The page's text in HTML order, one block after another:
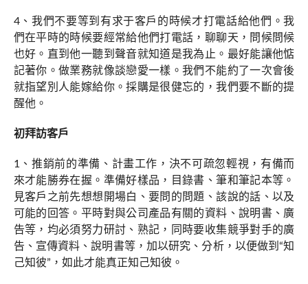
4、我們不要等到有求于客戶的時候才打電話給他們。我
們在平時的時候要經常給他們打電話，聊聊天，問候問候
也好。直到他一聽到聲音就知道是我為止。最好能讓他惦
記著你。做業務就像談戀愛一樣。我們不能約了一次會後
就指望別人能嫁給你。採購是很健忘的，我們要不斷的提
醒他。
初拜訪客戶
1、推銷前的準備、計畫工作，決不可疏忽輕視，有備而
來才能勝券在握。準備好樣品，目錄書、筆和筆記本等。
見客戶之前先想想開場白、要問的問題、該說的話、以及
可能的回答。平時對與公司產品有關的資料、說明書、廣
告等，均必須努力研討、熟記，同時要收集競爭對手的廣
告、宣傳資料、說明書等，加以研究、分析，以便做到“知
己知彼”，如此才能真正知己知彼。